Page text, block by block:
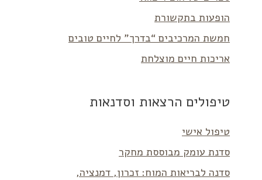
הופעות בתקשורת
חמשת המרכיבים “בדרך” לחיים טובים
אריכות חיים מוצלחת
טיפולים הרצאות וסדנאות
טיפול אישי
סדנת עומק מבוססת מחקר
סדנה לבריאות המוח: זכרון, דמנציה,